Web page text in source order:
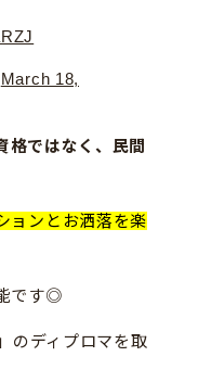
March 18,
格ではなく、民間
ョンとお洒落を楽
です◎
のディプロマを取